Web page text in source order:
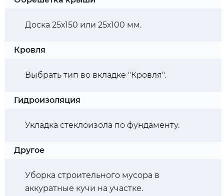
Доска 25х150 или 25х100 мм.
Кровля
Выбрать тип во вкладке "Кровля".
Гидроизоляция
Укладка стеклоизола по фундаменту.
Другое
Уборка строительного мусора в
аккуратные кучи на участке.